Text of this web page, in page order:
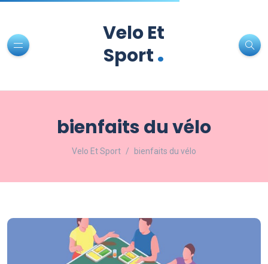
Velo Et
Sport.
bienfaits du vélo
Velo Et Sport bienfaits du vélo